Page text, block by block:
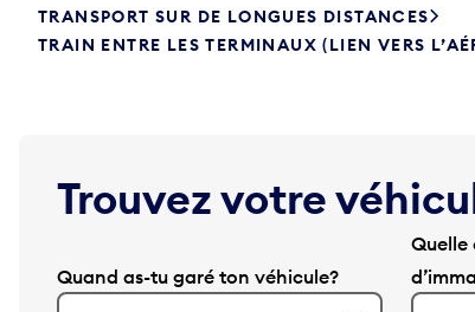
TRANSPORT SUR DE LONGUES DISTANCES
TRAIN ENTRE LES TERMINAUX (LIEN VERS
Trouvez votre
Quand as-tu garé ton véhicule?
Quelle